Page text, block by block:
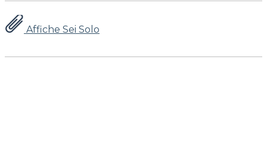
Affiche Sei Solo